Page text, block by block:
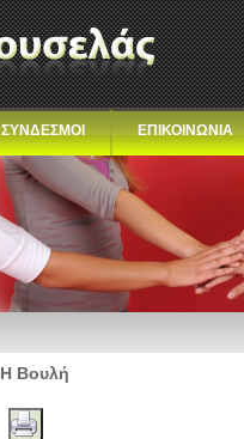
ΣΥΝΔΕΣΜΟΙ ΕΠΙΚΟΙΝΩΝΙΑ
Η Βουλή